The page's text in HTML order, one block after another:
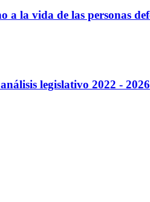
a la vida de las personas
legislativo 2022 - 2026